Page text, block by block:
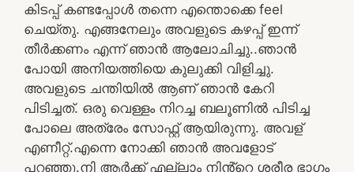
കിടപ്പ് കണ്ടപ്പോൾ തന്നെ എന്തൊക്കെ feel
ചെയ്തു. എങ്ങനേലും അവളുടെ കഴപ്പ് ഇന്ന്
തീർക്കണം എന്ന് ഞാൻ ആലോചിച്ചു..ഞാൻ
പോയി അനിയത്തിയെ കുലുക്കി വിളിച്ചു.
അവളുടെ ചന്തിയിൽ ആണ് ഞാൻ കേറി
പിടിച്ചത്. ഒരു വെള്ളം നിറച്ച ബലൂണിൽ പിടിച്ച
പോലെ അത്രേം സോഫ്റ്റ് ആയിരുന്നു. അവള്
എണീറ്റ്.എന്നെ നോക്കി ഞാൻ അവളോട്
പറഞ്ഞു.നി ആർക്ക് എല്ലാം നിൻ്റെ ശരീര ഭാഗം